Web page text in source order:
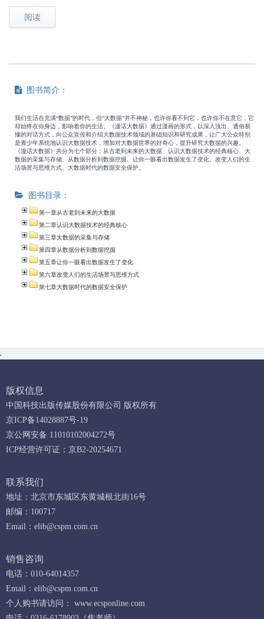
阅读
图书简介：
我们生活在充满“数据”的时代，但“大数据”并不神秘，也许你看不到它，也许你不在意它，它
却始终在你身边，影响着你的生活。《漫话大数据》通过漫画的形式，以深入浅出、通俗易
懂的对话方式，向公众宣传和介绍大数据技术领域的基础知识和研究成果，让广大公众特别
是青少年系统地认识大数据技术，增加对大数据世界的好奇心，提升研究大数据的兴趣。
《漫话大数据》共分为七个部分：从古老到未来的大数据、认识大数据技术的经典核心、大
数据的采集与存储、从数据分析到数据挖掘、让你一眼看出数据发生了变化、改变人们的生
活场景与思维方式、大数据时代的数据安全保护。
图书目录：
第一章从古老到未来的大数据
第二章认识大数据技术的经典核心
第三章大数据的采集与存储
第四章从数据分析到数据挖掘
第五章让你一眼看出数据发生了变化
第六章改变人们的生活场景与思维方式
第七章大数据时代的数据安全保护
版权信息
中国科技出版传媒股份有限公司 版权所有
京ICP备14028887号-19
京公网安备 11010102004272号
ICP经营许可证：京B2-20254671
联系我们
地址：北京市东城区东黄城根北街16号
邮编：100717
Email： elib@cspm.com.cn
销售咨询
电话：010-64014357
Email： elib@cspm.com.cn
个人购书请访问：
www.ecsponline.com